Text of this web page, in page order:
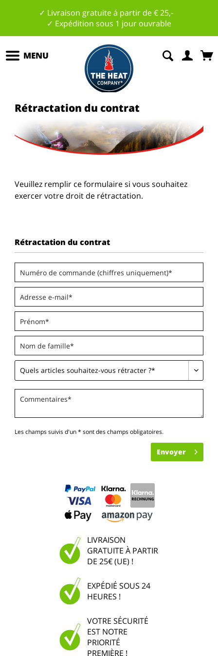
✓ Livraison gratuite á partir de € 25,-
✓ Expédition sous 1 jour ouvrable
MENU
Rétractation du contrat
Veuillez remplir ce formulaire si vous souhaitez
exercer votre droit de rétractation.
Rétractation du contrat
Les champs suivis d'un * sont des champs obligatoires.
Envoyer
LIVRAISON
GRATUITE À PARTIR
DE 25€ (UE) !
EXPÉDIÉ SOUS 24
HEURES !
VOTRE SÉCURITÉ
EST NOTRE
PRIORITÉ
PREMIÈRE !